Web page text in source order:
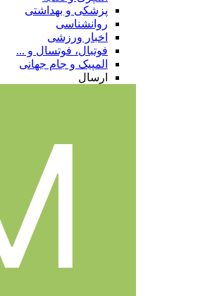
پزشکی و بهداشتی
روانشناسی
اخبار ورزشی
فوتبال، فوتسال و ...
المپیک و جام جهانی
ارسال